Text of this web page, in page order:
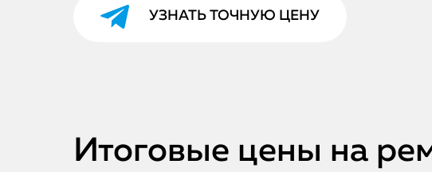
УЗНАТЬ ТОЧНУЮ ЦЕНУ
Итоговые цены на